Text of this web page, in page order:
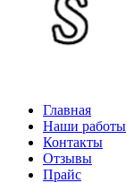
Главная
Наши работы
Контакты
Отзывы
Прайс